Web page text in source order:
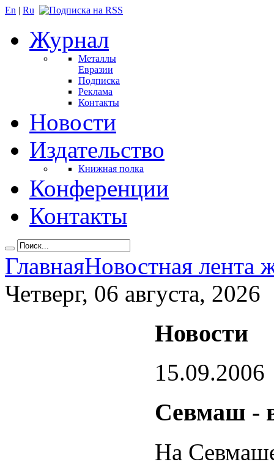
En | Ru
Журнал
Металлы
Евразии
Подписка
Реклама
Контакты
Новости
Издательство
Книжная полка
Конференции
Контакты
ГлавнаяНовостная лента
Четверг, 06 августа, 2026
Новости
15.09.2006
Севмаш -
На